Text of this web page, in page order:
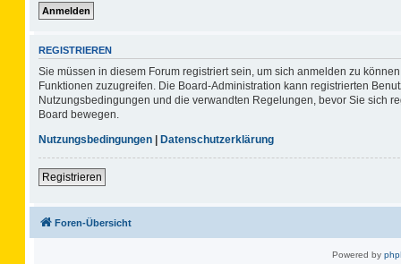
REGISTRIEREN
Sie müssen in diesem Forum registriert sein, um sich anmelden zu
Funktionen zuzugreifen. Die Board-Administration kann registrierten
Nutzungsbedingungen und die verwandten Regelungen, bevor Sie sich
Board bewegen.
Nutzungsbedingungen | Datenschutzerklärung
Registrieren
Foren-Übersicht
Powered by